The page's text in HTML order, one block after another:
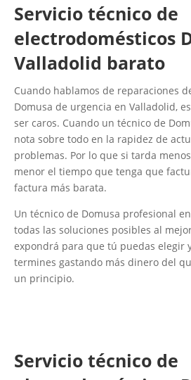
Servicio técnico de
electrodomésticos
Valladolid barato
Cuando hablamos de reparaciones
Domusa de urgencia en Valladolid,
ser caros. Cuando un técnico de
nota sobre todo en la rapidez de
problemas. Por lo que si tarda
menor el tiempo que tenga que
factura más barata.
Un técnico de Domusa profesional
todas las soluciones posibles al
expondrá para que tú puedas elegir
termines gastando más dinero del
un principio.
Servicio técnico de